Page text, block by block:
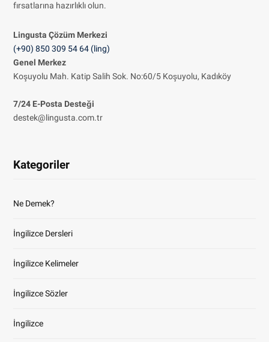
fırsatlarına hazırlıklı olun.
Lingusta Çözüm Merkezi
(+90) 850 309 54 64 (ling)
Genel Merkez
Koşuyolu Mah. Katip Salih Sok. No:60/5 Koşuyolu, Kadıköy
7/24 E-Posta Desteği
destek@lingusta.com.tr
Kategoriler
Ne Demek?
İngilizce Dersleri
İngilizce Kelimeler
İngilizce Sözler
İngilizce